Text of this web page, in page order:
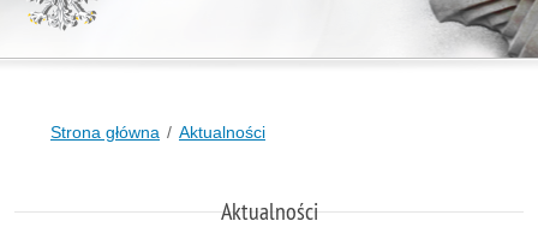
Strona główna Aktualności
Aktualności